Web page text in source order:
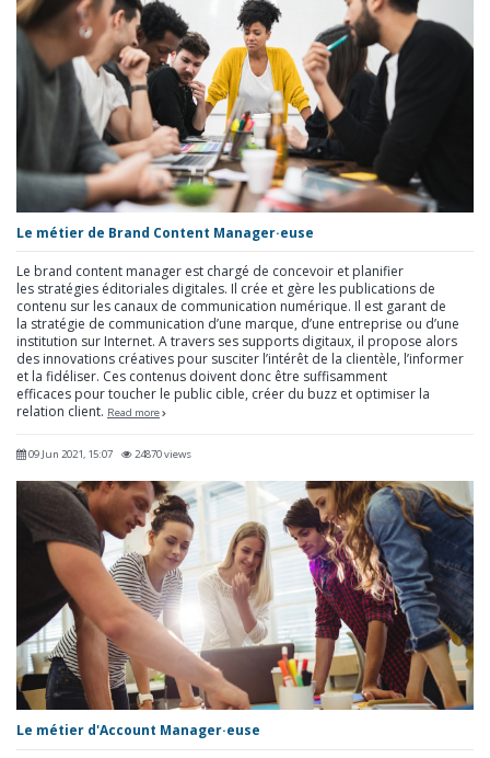
Le métier de Brand Content Manager·euse
Le brand content manager est chargé de concevoir et planifier
les stratégies éditoriales digitales. Il crée et gère les publications de
contenu sur les canaux de communication numérique. Il est garant de
la stratégie de communication d’une marque, d’une entreprise ou d’une
institution sur Internet. A travers ses supports digitaux, il propose alors
des innovations créatives pour susciter l’intérêt de la clientèle, l’informer
et la fidéliser. Ces contenus doivent donc être suffisamment
efficaces pour toucher le public cible, créer du buzz et optimiser la
relation client. Read more
09 Jun 2021, 15:07 24870 views
Le métier d'Account Manager·euse